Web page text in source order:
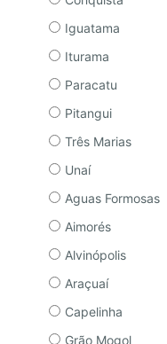
Iguatama
Iturama
Paracatu
Pitangui
Três Marias
Unaí
Aguas Formosas
Aimorés
Alvinópolis
Araçuaí
Capelinha
Grão Mogol